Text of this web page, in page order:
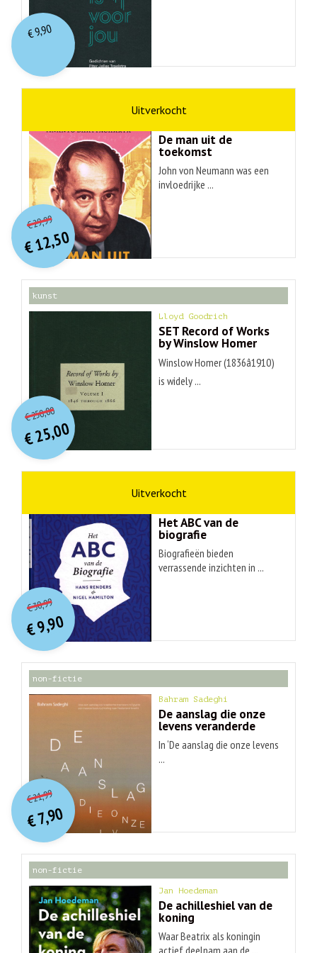
€9,90
De man uit de
toekomst
John von Neumann was een
invloedrijke ...
€29,99O
orspr
onkelijke
prijs
was:
€ 29,99.
€12,50
Huidige
prijs
is:€ 12,50.
kunst
Lloyd Goodrich
SET Record of Works
by Winslow Homer
Winslow Homer (1836â1910)
is widely ...
€250,00O
orspr
onkelijke
prijs
was:
€ 250,00.
€25,00
Huidige
prijs
is:
€ 25,00.
Het ABC van de
biografie
Biografieën bieden
verrassende inzichten in ...
€30,99O
orspr
onkelijke
prijs
was:
€ 30,99.
€9,90
Huidige
prijs
is:
€ 9,90.
non-fictie
Bahram Sadeghi
De aanslag die onze
levens veranderde
In ‘De aanslag die onze levens
...
€21,99O
orspr
onkelijke
prijs
was:
€ 21,99.
€7,90
Huidige
prijs
is:
€ 7,90.
non-fictie
Jan Hoedeman
De achilleshiel van de
koning
Waar Beatrix als koningin
actief deelnam aan de ...